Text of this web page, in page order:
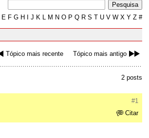
E F G H J K L M N O P Q R S T U V W X Y Z #
Tópico mais recente Tópico mais antigo
2 posts
#1
Citar